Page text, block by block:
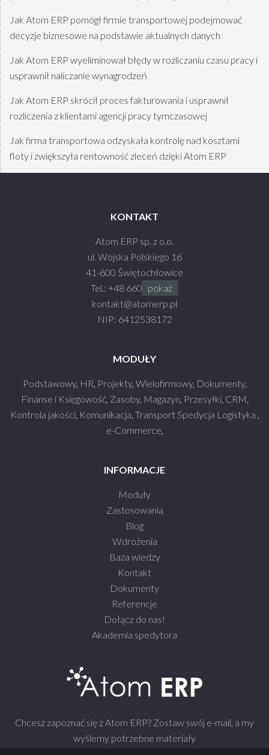
Jak Atom ERP pomógł firmie transportowej podejmować
decyzje biznesowe na podstawie aktualnych danych
Jak Atom ERP wyeliminował błędy w rozliczaniu czasu pracy i
usprawnił naliczanie wynagrodzeń
Jak Atom ERP skrócił proces fakturowania i usprawnił
rozliczenia z klientami agencji pracy tymczasowej
Jak firma transportowa odzyskała kontrolę nad kosztami
floty i zwiększyła rentowność zleceń dzięki Atom ERP
KONTAKT
Atom ERP sp. z o.o.
ul. Wojska Polskiego 16
41-600 Świętochłowice
Tel.: +48 660 990 930
pokaż
kontakt@atomerp.pl
NIP: 6412538172
MODUŁY
Podstawowy, HR Projekty, Wielofirmowy, Dokumenty,
Finanse i Księgowość, Zasoby, Magazyn Przesyłki, CRM
Kontrola jakości, Komunikacja Transport Spedycja Logistyka
e-Commerce
INFORMACJE
Moduły
Zastosowania
Blog
Wdrożenia
Baza wiedzy
Kontakt
Dokumenty
Referencje
Dołącz do nas!
Akademia spedytora
Chcesz zapoznać się z Atom ERP? Zostaw swój e-mail, a my
wyślemy potrzebne materiały